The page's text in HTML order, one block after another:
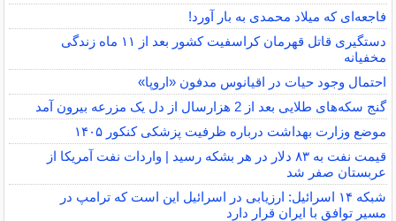
فاجعه‌ای که میلاد محمدی به بار آورد!
دستگیری قاتل قهرمان کراسفیت کشور بعد از ۱۱ ماه زندگی
مخفیانه
احتمال وجود حیات در اقیانوس مدفون «اروپا»
گنج سکه‌های طلایی بعد از 2 هزارسال از دل یک مزرعه بیرون آمد
موضع وزارت بهداشت درباره ظرفیت پزشکی کنکور ۱۴۰۵
قیمت نفت به ۸۳ دلار در هر بشکه رسید | واردات نفت آمریکا از
عربستان صفر شد
شبکه ۱۴ اسرائیل: ارزیابی در اسرائیل این است که ترامپ در
مسیر توافق با ایران قرار دارد